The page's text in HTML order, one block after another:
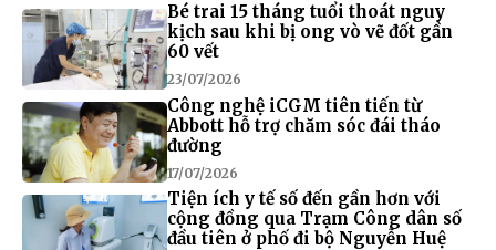
Bé trai 15 tháng tuổi thoát nguy
kịch sau khi bị ong vò vẽ đốt gần
60 vết
23/07/2026
Công nghệ iCGM tiên tiến từ
Abbott hỗ trợ chăm sóc đái tháo
đường
17/07/2026
Tiện ích y tế số đến gần hơn với
cộng đồng qua Trạm Công dân số
đầu tiên ở phố đi bộ Nguyễn Huệ